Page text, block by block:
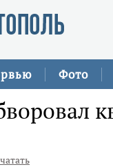
Фото